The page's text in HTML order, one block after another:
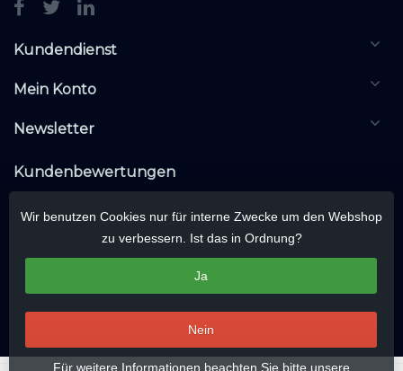
Kundendienst
Mein Konto
Newsletter
Kundenbewertungen
Wir benutzen Cookies nur für interne Zwecke um den Webshop
zu verbessern. Ist das in Ordnung?
Ja
Nein
Für weitere Informationen beachten Sie bitte unsere